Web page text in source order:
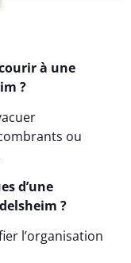
à une
?
ou
d’une
?
l’organisation